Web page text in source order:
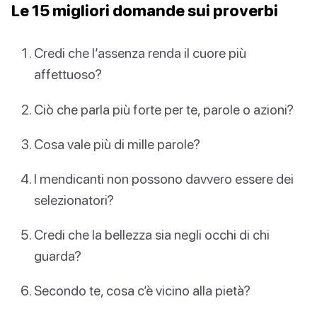
Le 15 migliori domande sui proverbi
Credi che l’assenza renda il cuore più
affettuoso?
Ciò che parla più forte per te, parole o azioni?
Cosa vale più di mille parole?
I mendicanti non possono davvero essere dei
selezionatori?
Credi che la bellezza sia negli occhi di chi
guarda?
Secondo te, cosa c’è vicino alla pietà?